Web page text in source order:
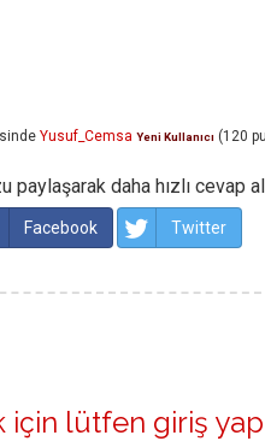
Yusuf_Cemsa Yeni Kullanıcı (120
paylaşarak daha hızlı cevap
Facebook Twitter
için lütfen giriş